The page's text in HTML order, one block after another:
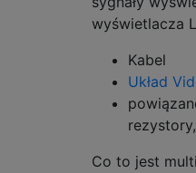
wyświetlacza
Kabel
Układ
Co to jest